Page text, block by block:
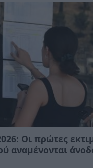
Οι πρώτες
αναμένονται